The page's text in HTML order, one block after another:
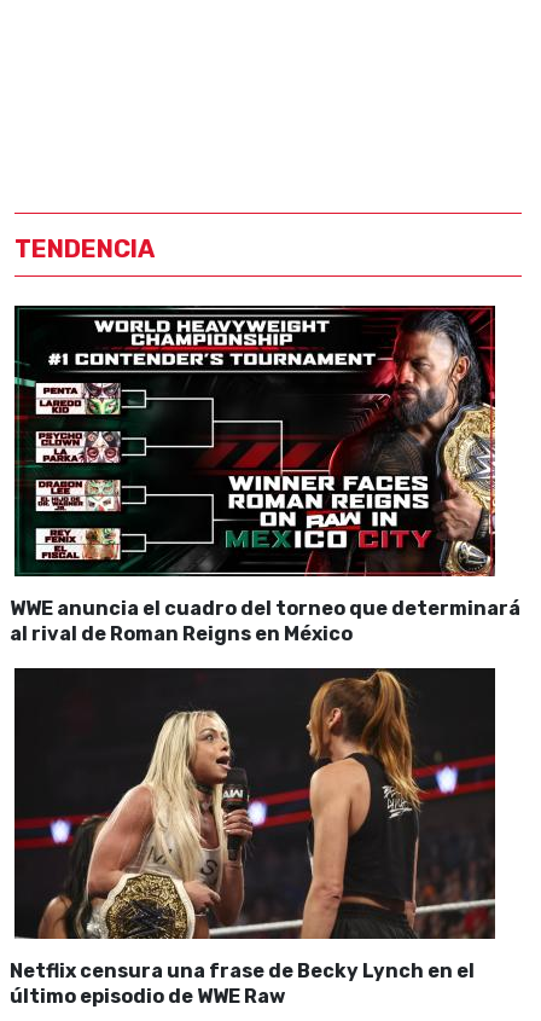
TENDENCIA
WWE anuncia el cuadro del torneo que determinará
al rival de Roman Reigns en México
Netflix censura una frase de Becky Lynch en el
último episodio de WWE Raw